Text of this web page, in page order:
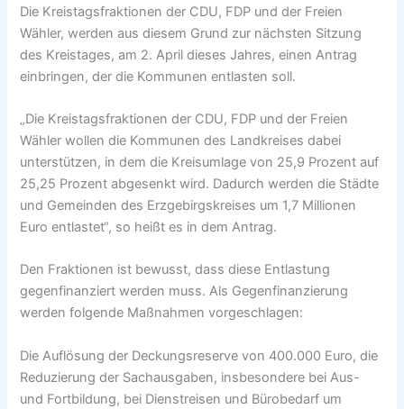
Die Kreistagsfraktionen der CDU, FDP und der Freien
Wähler, werden aus diesem Grund zur nächsten Sitzung
des Kreistages, am 2. April dieses Jahres, einen Antrag
einbringen, der die Kommunen entlasten soll.
„Die Kreistagsfraktionen der CDU, FDP und der Freien
Wähler wollen die Kommunen des Landkreises dabei
unterstützen, in dem die Kreisumlage von 25,9 Prozent auf
25,25 Prozent abgesenkt wird. Dadurch werden die Städte
und Gemeinden des Erzgebirgskreises um 1,7 Millionen
Euro entlastet“, so heißt es in dem Antrag.
Den Fraktionen ist bewusst, dass diese Entlastung
gegenfinanziert werden muss. Als Gegenfinanzierung
werden folgende Maßnahmen vorgeschlagen:
Die Auflösung der Deckungsreserve von 400.000 Euro, die
Reduzierung der Sachausgaben, insbesondere bei Aus-
und Fortbildung, bei Dienstreisen und Bürobedarf um